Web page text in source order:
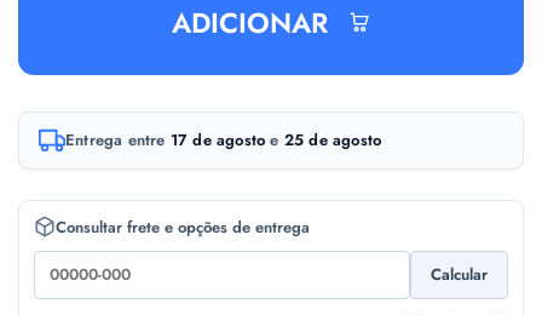
ADICIONAR
A
Entrega entre 17 de agosto e 25 de agosto
Consultar frete e opções de entrega
Calcular